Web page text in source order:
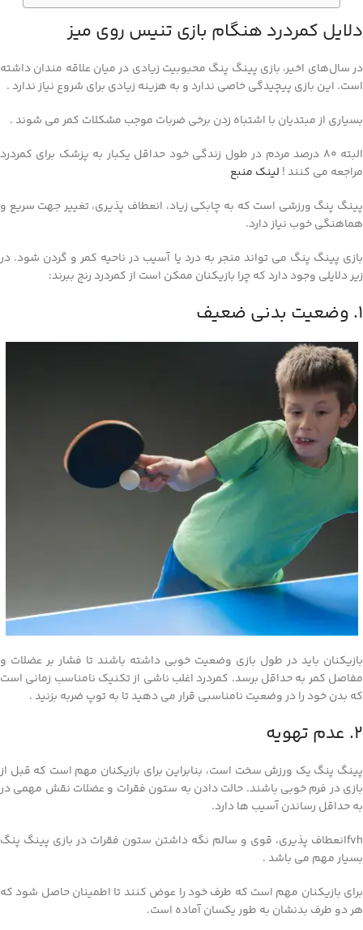
دلایل کمردرد هنگام بازی تنیس روی میز
در سال‌های اخیر، بازی پینگ پنگ محبوبیت زیادی در میان علاقه مندان داشته
است. این بازی پیچیدگی خاصی ندارد و به هزینه زیادی برای شروع نیاز ندارد .
بسیاری از مبتدیان با اشتباه زدن برخی ضربات موجب مشکلات کمر می شوند .
البته 80 درصد مردم در طول زندگی خود حداقل یکبار به پزشک برای کمردرد
مراجعه می کنند ! لینک منبع
پینگ پنگ ورزشی است که به چابکی زیاد، انعطاف پذیری، تغییر جهت سریع و
هماهنگی خوب نیاز دارد.
بازی پینگ پنگ می تواند منجر به درد یا آسیب در ناحیه کمر و گردن شود. در
زیر دلایلی وجود دارد که چرا بازیکنان ممکن است از کمردرد رنج ببرند:
1. وضعیت بدنی ضعیف
بازیکنان باید در طول بازی وضعیت خوبی داشته باشند تا فشار بر عضلات و
مفاصل کمر به حداقل برسد. کمردرد اغلب ناشی از تکنیک نامناسب زمانی است
که بدن خود را در وضعیت نامناسبی قرار می دهید تا به توپ ضربه بزنید .
2. عدم تهویه
پینگ پنگ یک ورزش سخت است، بنابراین برای بازیکنان مهم است که قبل از
بازی در فرم خوبی باشند. حالت دادن به ستون فقرات و عضلات نقش مهمی در
به حداقل رساندن آسیب ها دارد.
fvhانعطاف پذیری، قوی و سالم نگه داشتن ستون فقرات در بازی پینگ پنگ
بسیار مهم می باشد .
برای بازیکنان مهم است که طرف خود را عوض کنند تا اطمینان حاصل شود که
هر دو طرف بدنشان به طور یکسان آماده است.